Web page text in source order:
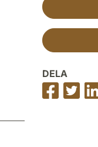
DELA
Dela
på
Dela
på